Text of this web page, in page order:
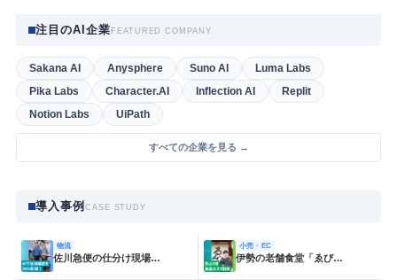
注目のAI企業 FEATURED COMPANY
Sakana AI Anysphere Suno AI
Luma Labs
Pika Labs
Character.AI Inflection AI
Replit
Notion Labs
UiPath
すべての企業を見る →
導入事例CASE STUDY
物流
佐川急便の仕分け現場…
小売・EC
伊勢の老舗食堂「ゑび…